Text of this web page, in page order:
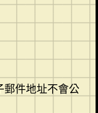
件地址不會公